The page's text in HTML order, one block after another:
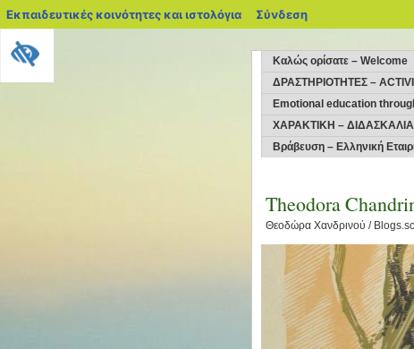
Kαλώς ορίσατε – Welcome
ΔΡΑΣΤΗΡΙΟΤΗΤΕΣ –
Emotional education
ΧΑΡΑΚΤΙΚΗ – ΔΙΔΑΣΚΑΛΙΑ
Βράβευση – Ελληνική
Theodora
Θεοδώρα Χανδρινού /
Εκπαιδευτικές κοινότητες και ιστολόγια blogs.sch.gr
Σύνδεση